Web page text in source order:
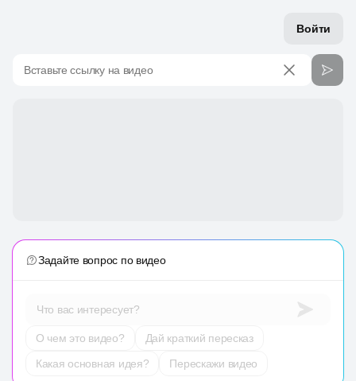
Войти
Вставьте ссылку на видео
Задайте вопрос по видео
Что вас интересует?
О чем это видео?
Дай краткий пересказ
Какая основная идея?
Перескажи видео